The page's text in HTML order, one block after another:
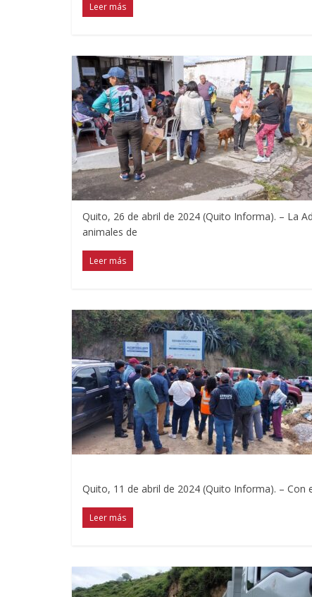
Leer más
Quito, 26 de abril de 2024 (Quito Informa). – La
animales de
Leer más
Quito, 11 de abril de 2024 (Quito Informa). –
Leer más